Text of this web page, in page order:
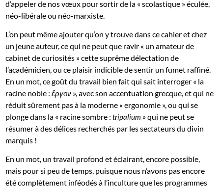
d’appeler de nos vœux pour sortir de la « scolastique » éculée,
néo-libérale ou néo-marxiste.
L’on peut même ajouter qu’on y trouve dans ce cahier et chez
un jeune auteur, ce qui ne peut que ravir « un amateur de
cabinet de curiosités » cette suprême délectation de
l’académicien, ou ce plaisir indicible de sentir un fumet raffiné.
En un mot, ce goût du travail bien fait qui sait interroger « la
racine noble :ἔργον », avec son accentuation grecque, et qui ne
réduit sûrement pas à la moderne « ergonomie », ou qui se
plonge dans la « racine sombre :tripalium » qui ne peut se
résumer à des délices recherchés par les sectateurs du divin
marquis !
En un mot, un travail profond et éclairant, encore possible,
mais pour si peu de temps, puisque nous n’avons pas encore
été complètement inféodés à l’inculture que les programmes